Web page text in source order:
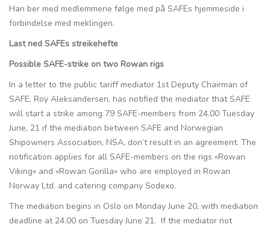
Han ber med medlemmene følge med på SAFEs hjemmeside i
forbindelse med meklingen.
Last ned SAFEs streikehefte
Possible SAFE-strike on two Rowan rigs
In a letter to the public tariff mediator 1st Deputy Chairman of
SAFE, Roy Aleksandersen, has notified the mediator that SAFE
will start a strike among 79 SAFE-members from 24.00 Tuesday
June, 21 if the mediation between SAFE and Norwegian
Shipowners Association, NSA, don’t result in an agreement. The
notification applies for all SAFE-members on the rigs «Rowan
Viking» and «Rowan Gorilla» who are employed in Rowan
Norway Ltd. and catering company Sodexo.
The mediation begins in Oslo on Monday June 20, with mediation
deadline at 24.00 on Tuesday June 21. If the mediator not